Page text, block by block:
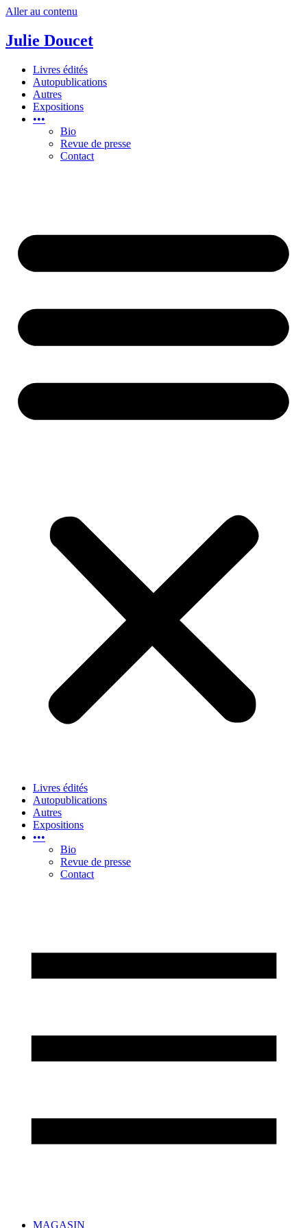
Aller au contenu
Julie Doucet
Livres édités
Autopublications
Autres
Expositions
•••
Bio
Revue de presse
Contact
Livres édités
Autopublications
Autres
Expositions
•••
Bio
Revue de presse
Contact
MAGASIN